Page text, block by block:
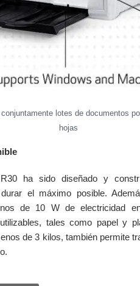
lotes de documentos
hojas
ha sido diseñado y
el máximo posible.
de 10 W de electricidad
tales como papel y
de 3 kilos, también permite